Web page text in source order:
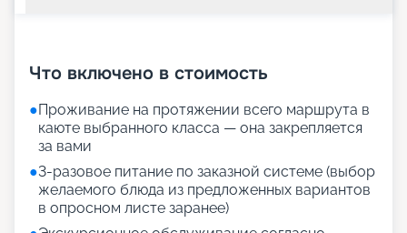
Что включено в стоимость
●Проживание на протяжении всего маршрута в
каюте выбранного класса — она закрепляется
за вами
●3-разовое питание по заказной системе (выбор
желаемого блюда из предложенных вариантов
в опросном листе заранее)